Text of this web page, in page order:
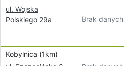
ul. Wojska
Polskiego 29a
Brak danych
Kobylnica (1km)